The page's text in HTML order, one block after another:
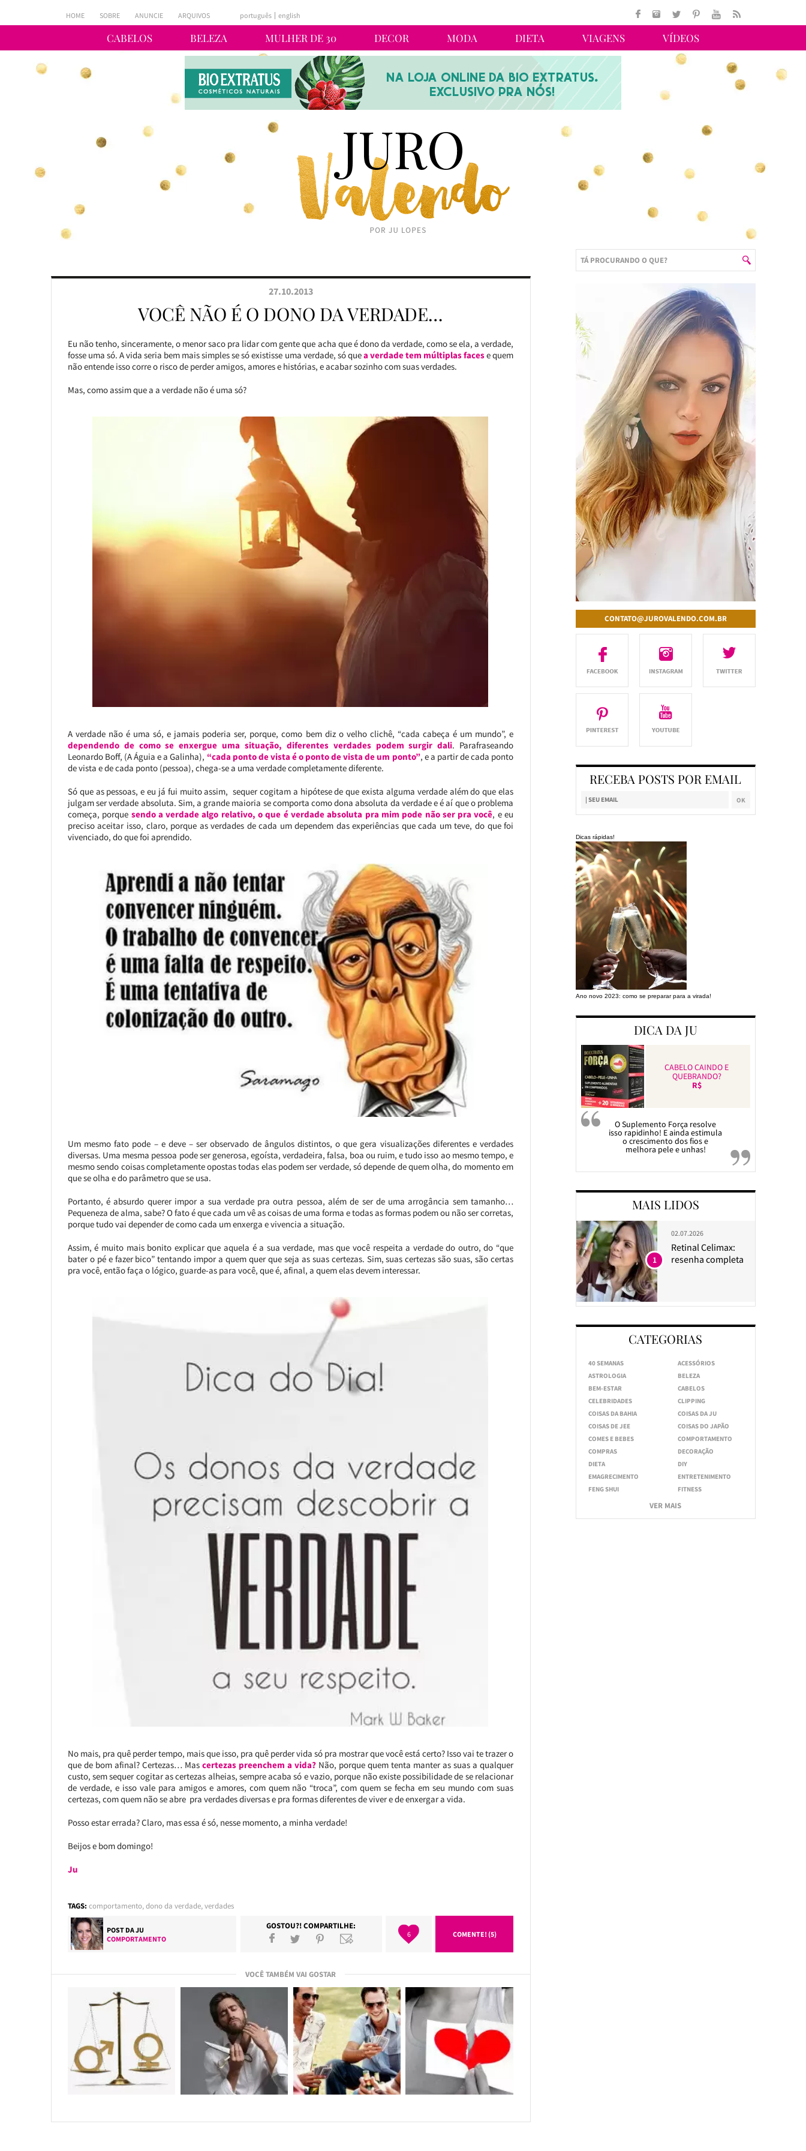
CABELOS BELEZA MULHER DE 30 DECOR MODA DIETA VIAGENS VÍDEOS
HOME SOBRE ANUNCIE ARQUIVOS português english
27.10.2013
VOCÊ NÃO É O DONO DA VERDADE…
Eu não tenho, sinceramente, o menor saco pra lidar com gente que acha que é dono da verdade, como se ela, a verdade,
fosse uma só. A vida seria bem mais simples se só existisse uma verdade, só quea verdade tem múltiplas facese quem
não entende isso corre o risco de perder amigos, amores e histórias, e acabar sozinho com suas verdades.
Mas, como assim que a a verdade não é uma só?
A verdade não é uma só, e jamais poderia ser, porque, como bem diz o velho clichê, “cada cabeça é um mundo”, e
dependendo de como se enxergue uma situação, diferentes verdades podem surgir dali. Parafraseando
Leonardo Boff, (A Águia e a Galinha), “cada ponto de vista é o ponto de vista de um ponto”, e a partir de cada ponto
de vista e de cada ponto (pessoa), chega-se a uma verdade completamente diferente.
Só que as pessoas, e eu já fui muito assim, sequer cogitam a hipótese de que exista alguma verdade além do que elas
julgam ser verdade absoluta. Sim, a grande maioria se comporta como dona absoluta da verdade e é aí que o problema
começa, porque sendo a verdade algo relativo, o que é verdade absoluta pra mim pode não ser pra você, e eu
preciso aceitar isso, claro, porque as verdades de cada um dependem das experiências que cada um teve, do que foi
vivenciado, do que foi aprendido.
Um mesmo fato pode – e deve – ser observado de ângulos distintos, o que gera visualizações diferentes e verdades
diversas. Uma mesma pessoa pode ser generosa, egoísta, verdadeira, falsa, boa ou ruim, e tudo isso ao mesmo tempo, e
mesmo sendo coisas completamente opostas todas elas podem ser verdade, só depende de quem olha, do momento em
que se olha e do parâmetro que se usa.
Portanto, é absurdo querer impor a sua verdade pra outra pessoa, além de ser de uma arrogância sem tamanho…
Pequeneza de alma, sabe? O fato é que cada um vê as coisas de uma forma e todas as formas podem ou não ser corretas,
porque tudo vai depender de como cada um enxerga e vivencia a situação.
Assim, é muito mais bonito explicar que aquela é a sua verdade, mas que você respeita a verdade do outro, do “que
bater o pé e fazer bico” tentando impor a quem quer que seja as suas certezas. Sim, suas certezas são suas, são certas
pra você, então faça o lógico, guarde-as para você, que é, afinal, a quem elas devem interessar.
No mais, pra quê perder tempo, mais que isso, pra quê perder vida só pra mostrar que você está certo? Isso vai te trazer o
que de bom afinal? Certezas… Mas certezas preenchem a vida? Não, porque quem tenta manter as suas a qualquer
custo, sem sequer cogitar as certezas alheias, sempre acaba só e vazio, porque não existe possibilidade de se relacionar
de verdade, e isso vale para amigos e amores, com quem não “troca”, com quem se fecha em seu mundo com suas
certezas, com quem não se abre pra verdades diversas e pra formas diferentes de viver e de enxergar a vida.
Posso estar errada? Claro, mas essa é só, nesse momento, a minha verdade!
Beijos e bom domingo!
Ju
TAGS: comportamento,dono da verdade,verdades
POST DAJU
COMPORTAMENTO
GOSTOU?! COMPARTILHE:
6 COMENTE! (5)
VOCÊ TAMBÉM VAI GOSTAR
CONTATO@JUROVALENDO.COM.BR
RECEBA POSTS POR EMAIL
Dicas rápidas!
Ano novo 2023: como se preparar para a virada!
DICA DA JU
CABELO CAINDO E
QUEBRANDO?
R$
O Suplemento Força resolve
isso rapidinho! E ainda estimula
o crescimento dos fios e
melhora pele e unhas!
MAIS LIDOS
02.07.2026
Retinal Celimax:
resenha completa
1
CATEGORIAS
40 SEMANAS
ACESSÓRIOS
ASTROLOGIA
BELEZA
BEM-ESTAR
CABELOS
CELEBRIDADES
CLIPPING
COISAS DA BAHIA
COISAS DA JU
COISAS DE JEE
COISAS DO JAPÃO
COMES E BEBES
COMPORTAMENTO
COMPRAS
DECORAÇÃO
DIETA
DIY
EMAGRECIMENTO
ENTRETENIMENTO
FENG SHUI
FITNESS
VER MAIS